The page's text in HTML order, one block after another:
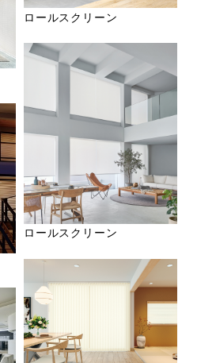
ロールスクリーン
ロールスクリーン